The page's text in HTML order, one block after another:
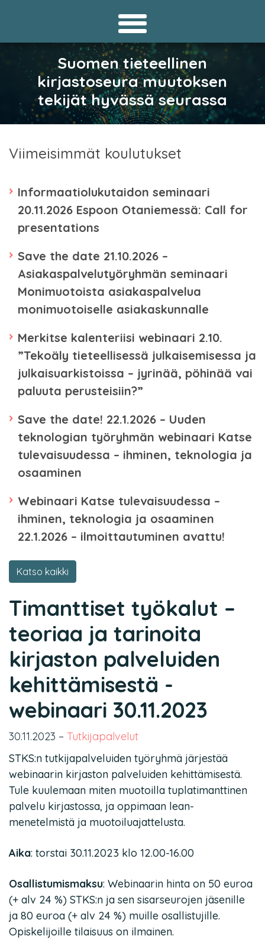
Suomen tieteellinen
kirjastoseura muutoksen
tekijät hyvässä seurassa
Viimeisimmät koulutukset
Informaatiolukutaidon seminaari
20.11.2026 Espoon Otaniemessä: Call for
presentations
Save the date 21.10.2026 –
Asiakaspalvelutyöryhmän seminaari
Monimuotoista asiakaspalvelua
monimuotoiselle asiakaskunnalle
Merkitse kalenteriisi webinaari 2.10.
”Tekoäly tieteellisessä julkaisemisessa ja
julkaisuarkistoissa – jyrinää, pöhinää vai
paluuta perusteisiin?”
Save the date! 22.1.2026 – Uuden
teknologian työryhmän webinaari Katse
tulevaisuudessa – ihminen, teknologia ja
osaaminen
Webinaari Katse tulevaisuudessa –
ihminen, teknologia ja osaaminen
22.1.2026 – ilmoittautuminen avattu!
Katso kaikki
Timanttiset työkalut –
teoriaa ja tarinoita
kirjaston palveluiden
kehittämisestä -
webinaari 30.11.2023
30.11.2023 – Tutkijapalvelut
STKS:n tutkijapalveluiden työryhmä järjestää
webinaarin kirjaston palveluiden kehittämisestä.
Tule kuulemaan miten muotoilla tuplatimanttinen
palvelu kirjastossa, ja oppimaan lean-
menetelmistä ja muotoiluajattelusta.
Aika: torstai 30.11.2023 klo 12.00-16.00
Osallistumismaksu: Webinaarin hinta on 50 euroa
(+ alv 24 %) STKS:n ja sen sisarseurojen jäsenille
ja 80 euroa (+ alv 24 %) muille osallistujille.
Opiskelijoille tilaisuus on ilmainen.